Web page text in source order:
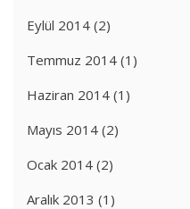
Eylül 2014 (2)
Temmuz 2014 (1)
Haziran 2014 (1)
Mayıs 2014 (2)
Ocak 2014 (2)
Aralık 2013 (1)